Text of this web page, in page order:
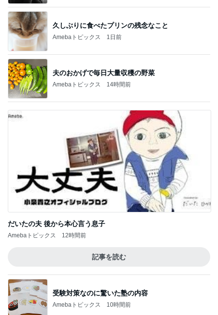
久しぶりに食べたプリンの残念なこと
Amebaトピックス 1日前
夫のおかげで毎日大量収穫の野菜
Amebaトピックス 14時間前
だいたの夫 後から本心言う息子
Amebaトピックス 12時間前
記事を読む
受験対策なのに驚いた塾の内容
Amebaトピックス 10時間前